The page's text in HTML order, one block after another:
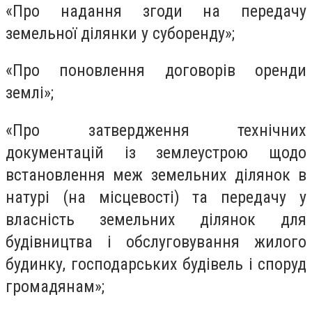
«Про надання згоди на передачу
земельної ділянки у суборенду»;
«Про поновлення договорів оренди
землі»;
«Про затвердження технічних
документацій із землеустрою щодо
встановлення меж земельних ділянок в
натурі (на місцевості) та передачу у
власність земельних ділянок для
будівництва і обслуговування жилого
будинку, господарських будівель і споруд
громадянам»;